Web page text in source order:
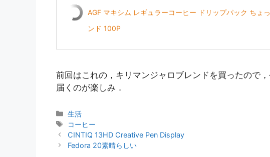
AGF マキシム レギュラーコーヒー ドリップパック ちょ
ンド 100P
前回はこれの，キリマンジャロブレンドを買ったので
届くのが楽しみ．
カ
テ
ゴ
リ
生活
タ
グ
コーヒー
CINTIQ 13HD Creative Pen Display
Fedora 20素晴らしい